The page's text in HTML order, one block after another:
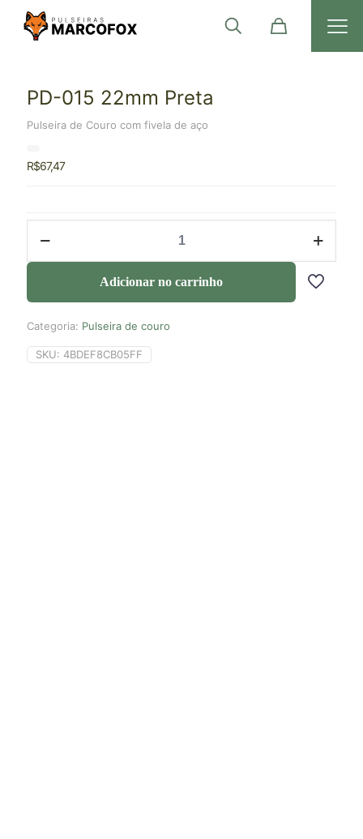
PD-015 22mm Preta
Pulseira de Couro com fivela de aço
R$67,47
Adicionar no carrinho
Categoria: Pulseira de couro
SKU: 4BDEF8CB05FF